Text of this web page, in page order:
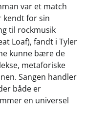
var et match
kendt for sin
til rockmusik
Loaf), fandt i Tyler
kunne bære de
metaforiske
Sangen handler
både er
en universel